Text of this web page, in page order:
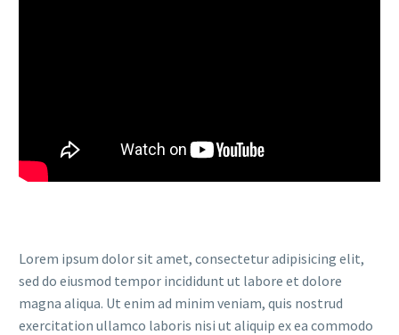
Lorem ipsum dolor sit amet, consectetur adipisicing elit,
sed do eiusmod tempor incididunt ut labore et dolore
magna aliqua. Ut enim ad minim veniam, quis nostrud
exercitation ullamco laboris nisi ut aliquip ex ea commodo